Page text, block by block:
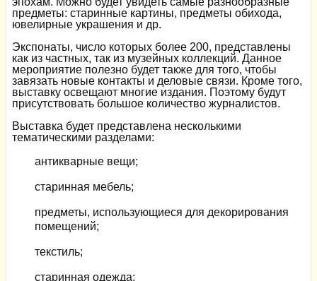
предметы: старинные картины, предметы обихода,
ювелирные украшения и др.
Экспонаты, число которых более 200, представлены
как из частных, так из музейных коллекций. Данное
мероприятие полезно будет также для того, чтобы
завязать новые контакты и деловые связи. Кроме того,
выставку освещают многие издания. Поэтому будут
присутствовать большое количество журналистов.
Выставка будет представлена несколькими
тематическими разделами:
антикварные вещи;
старинная мебель;
предметы, использующиеся для декорирования
помещений;
текстиль;
старинная одежда;